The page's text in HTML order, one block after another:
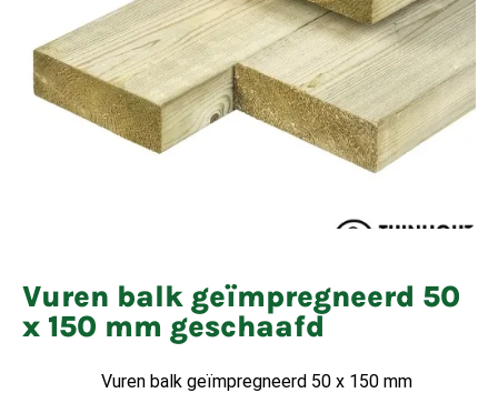
Vuren balk geïmpregneerd 50
x 150 mm geschaafd
Vuren balk geïmpregneerd 50 x 150 mm